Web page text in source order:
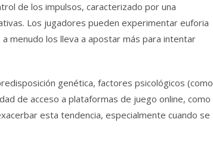
de los impulsos, caracterizado por una
Los jugadores pueden experimentar euforia
menudo los lleva a apostar más para intentar
genética, factores psicológicos (como
de acceso a plataformas de juego online, como
esta tendencia, especialmente cuando se